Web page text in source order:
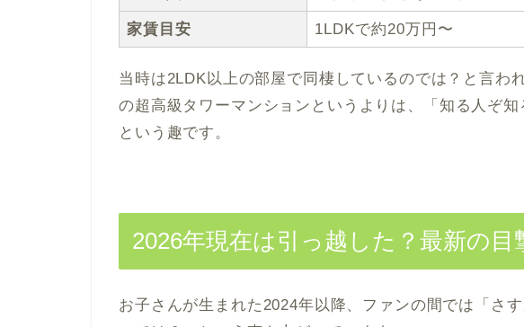
家賃目安 1LDKで約20万円〜
当時は2LDK以上の部屋で同棲しているのでは？と言わ
の超高級タワーマンションというよりは、「知る人ぞ知
という趣です。
2026年現在は引っ越した？最新の目
お子さんが生まれた2024年以降、ファンの間では「さ